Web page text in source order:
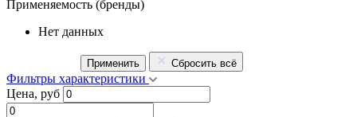
Применяемость (бренды)
Нет данных
Применить Сбросить всё
Фильтры характеристики
Цена, руб